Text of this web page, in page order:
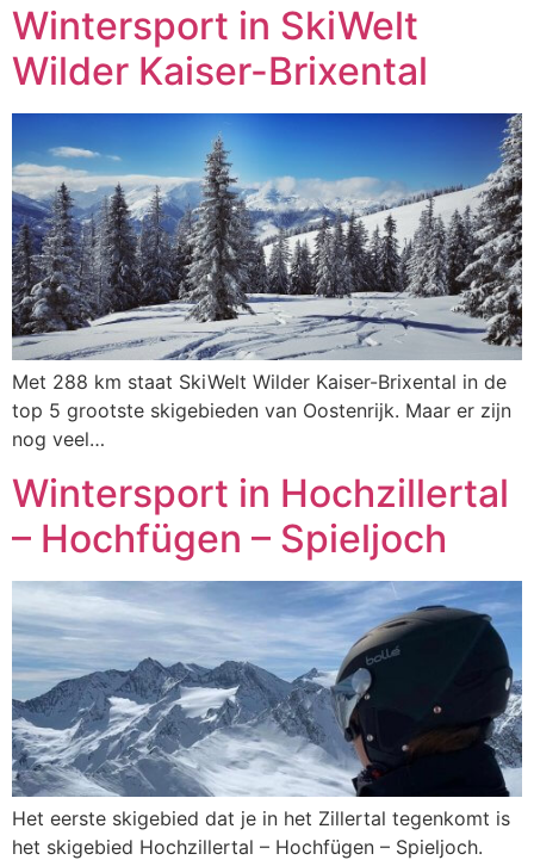
Wintersport in SkiWelt
Wilder Kaiser-Brixental
Met 288 km staat SkiWelt Wilder Kaiser-Brixental in de
top 5 grootste skigebieden van Oostenrijk. Maar er zijn
nog veel…
Wintersport in Hochzillertal
– Hochfügen – Spieljoch
Het eerste skigebied dat je in het Zillertal tegenkomt is
het skigebied Hochzillertal – Hochfügen – Spieljoch.